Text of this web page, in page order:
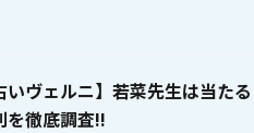
いヴェルニ】若菜先生は当た
を徹底調査!!